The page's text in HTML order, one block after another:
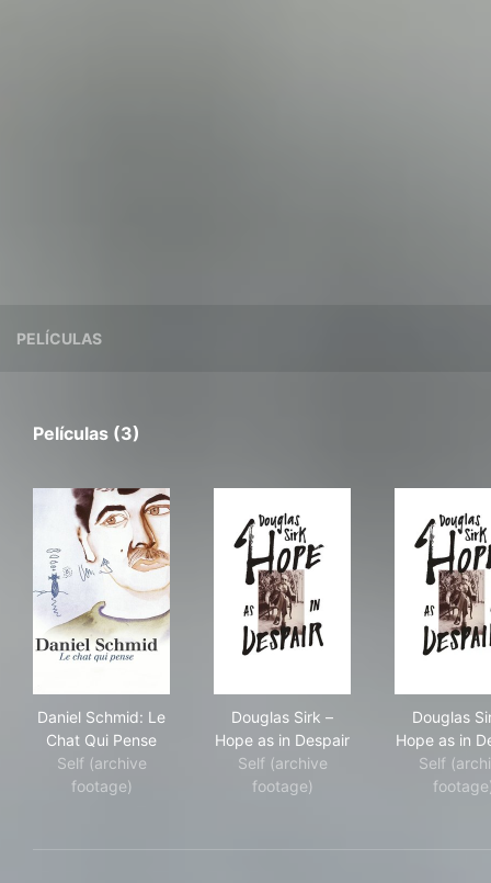
PELÍCULAS
Películas (3)
Daniel Schmid: Le
Chat Qui Pense
Self (archive
footage)
Douglas Sirk –
Hope as in Despair
Self (archive
footage)
Douglas
Hope as in
Self